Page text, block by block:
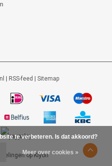
RSS-feed Sitemap
opKiyoh
te verbeteren. Is dat akkoord?
Meer over cookies »